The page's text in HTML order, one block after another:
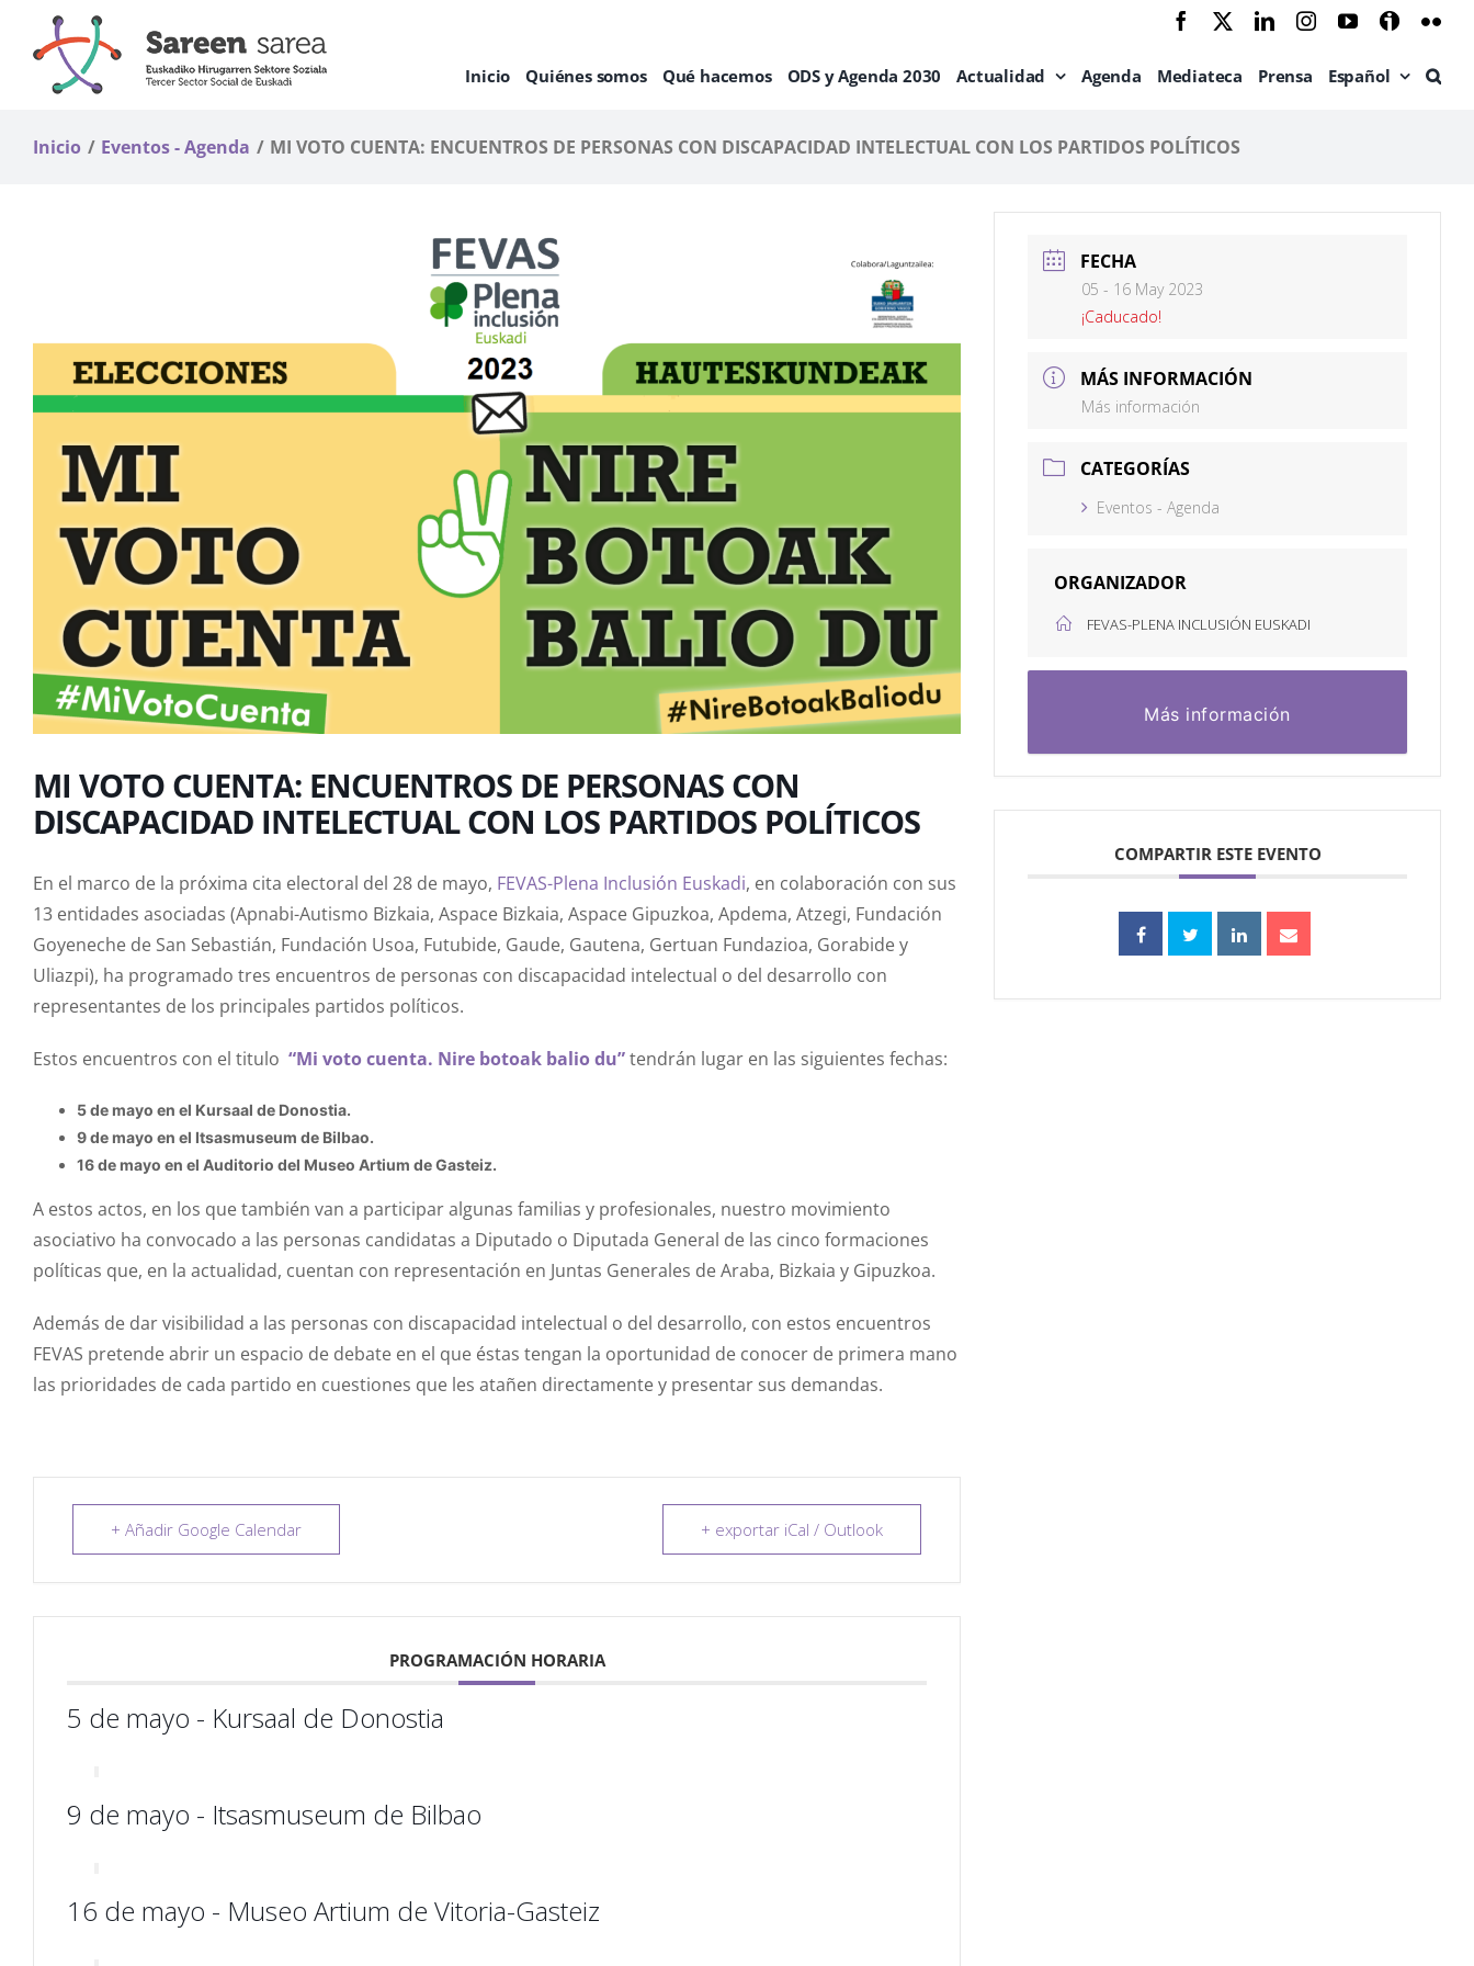
contenido
Facebook LinkedInInstagramYouTube
Ivoox
Inicio Quiénes somos Qué hacemos ODS y Agenda 2030 Actualidad Agenda Mediateca Prensa Español
Inicio Eventos - Agenda MI VOTO CUENTA: ENCUENTROS DE PERSONAS CON DISCAPACIDAD INTELECTUAL CON LOS PARTIDOS POLÍTICOS
MI VOTO CUENTA: ENCUENTROS DE PERSONAS CON
DISCAPACIDAD INTELECTUAL CON LOS PARTIDOS POLÍTICOS
En el marco de la próxima cita electoral del 28 de mayo, FEVAS-Plena Inclusión Euskadi, en colaboración con sus
13 entidades asociadas (Apnabi-Autismo Bizkaia, Aspace Bizkaia, Aspace Gipuzkoa, Apdema, Atzegi, Fundación
Goyeneche de San Sebastián, Fundación Usoa, Futubide, Gaude, Gautena, Gertuan Fundazioa, Gorabide y
Uliazpi), ha programado tres encuentros de personas con discapacidad intelectual o del desarrollo con
representantes de los principales partidos políticos.
Estos encuentros con el titulo “Mi voto cuenta. Nire botoak balio du”tendrán lugar en las siguientes fechas:
5 de mayo en el Kursaal de Donostia.
9 de mayo en el Itsasmuseum de Bilbao.​​
16 de mayo en el Auditorio del Museo Artium de Gasteiz.
A estos actos, en los que también van a participar algunas familias y profesionales, nuestro movimiento
asociativo ha convocado a las personas candidatas a Diputado o Diputada General de las cinco formaciones
políticas que, en la actualidad, cuentan con representación en Juntas Generales de Araba, Bizkaia y Gipuzkoa.
Además de dar visibilidad a las personas con discapacidad intelectual o del desarrollo, con estos encuentros
FEVAS pretende abrir un espacio de debate en el que éstas tengan la oportunidad de conocer de primera mano
las prioridades de cada partido en cuestiones que les atañen directamente y presentar sus demandas.
+ Añadir Google Calendar + exportar iCal / Outlook
PROGRAMACIÓN HORARIA
5 de mayo - Kursaal de Donostia
9 de mayo - Itsasmuseum de Bilbao
16 de mayo - Museo Artium de Vitoria-Gasteiz
FECHA
05 - 16 May 2023
¡Caducado!
MÁS INFORMACIÓN
Más información
CATEGORÍAS
Eventos - Agenda
ORGANIZADOR
FEVAS-PLENA INCLUSIÓN EUSKADI
Más información
COMPARTIR ESTE EVENTO